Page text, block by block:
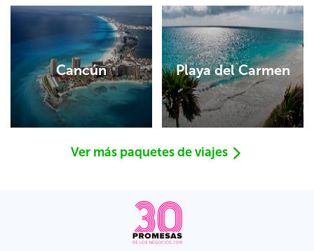
Cancún Playa del Carmen
Ver más paquetes de viajes